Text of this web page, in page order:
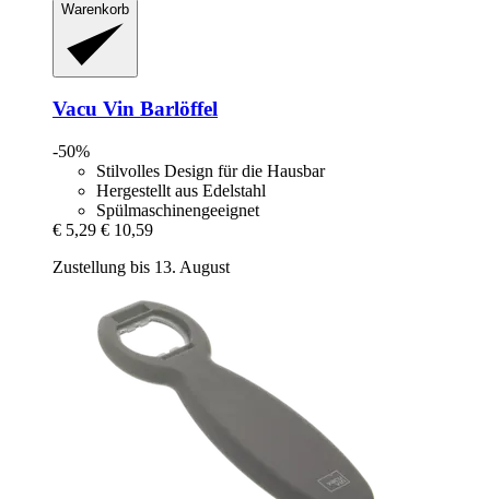
Warenkorb
Vacu Vin Barlöffel
-50%
Stilvolles Design für die Hausbar
Hergestellt aus Edelstahl
Spülmaschinengeeignet
€ 5,29 € 10,59
Zustellung bis 13. August